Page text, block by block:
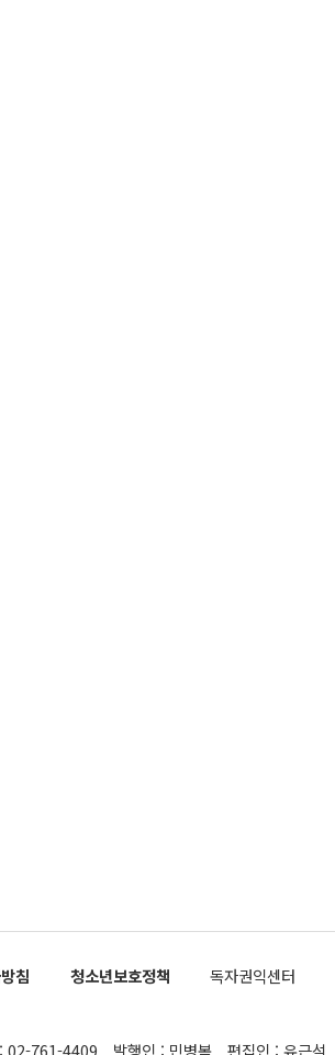
침 청소년보호정책 독자권익센터
02-761-4409 발행인 : 민병복 편집인 : 유근석